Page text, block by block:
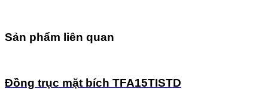
Sản phẩm liên quan
Đồng trục mặt bích TFA15TISTD